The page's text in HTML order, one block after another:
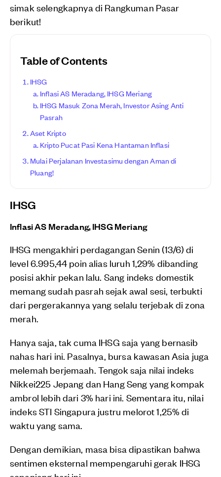
simak selengkapnya di Rangkuman Pasar
berikut!
Table of Contents
IHSG
Inflasi AS Meradang, IHSG Meriang
IHSG Masuk Zona Merah, Investor Asing Anti
Pasrah
Aset Kripto
Kripto Pucat Pasi Kena Hantaman Inflasi
Mulai Perjalanan Investasimu dengan Aman di
Pluang!
IHSG
Inflasi AS Meradang, IHSG Meriang
IHSG mengakhiri perdagangan Senin (13/6) di
level 6.995,44 poin alias luruh 1,29% dibanding
posisi akhir pekan lalu. Sang indeks domestik
memang sudah pasrah sejak awal sesi, terbukti
dari pergerakannya yang selalu terjebak di zona
merah.
Hanya saja, tak cuma IHSG saja yang bernasib
nahas hari ini. Pasalnya, bursa kawasan Asia juga
melemah berjemaah. Tengok saja nilai indeks
Nikkei225 Jepang dan Hang Seng yang kompak
ambrol lebih dari 3% hari ini. Sementara itu, nilai
indeks STI Singapura justru melorot 1,25% di
waktu yang sama.
Dengan demikian, masa bisa dipastikan bahwa
sentimen eksternal mempengaruhi gerak IHSG